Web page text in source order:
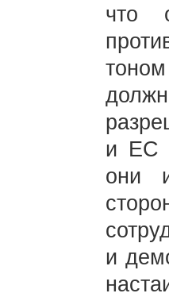
что
и ЕС
они
и